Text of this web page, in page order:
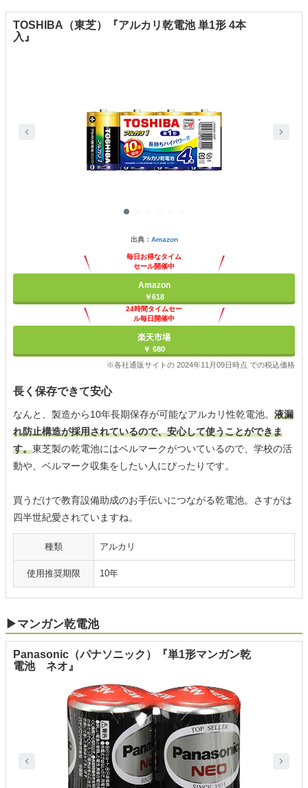
TOSHIBA（東芝）『アルカリ乾電池 単1形 4本
入』
出典： Amazon
毎日お得なタイム
セール開催中
Amazon
￥618
24時間タイムセー
ル毎日開催中
楽天市場
￥ 680
※各社通販サイトの 2024年11月09日時点 での税込価格
長く保存できて安心
なんと、製造から10年長期保存が可能なアルカリ性乾電池。 液漏
れ防止構造が採用されているので、安心して使うことができま
す。東芝製の乾電池にはベルマークがついているので、学校の活
動や、ベルマーク収集をしたい人にぴったりです。
買うだけで教育設備助成のお手伝いにつながる乾電池。さすがは
四半世紀愛されていますね。
種類 アルカリ
使用推奨期限 10年
▶マンガン乾電池
Panasonic（パナソニック）『単1形マンガン乾
電池 ネオ』